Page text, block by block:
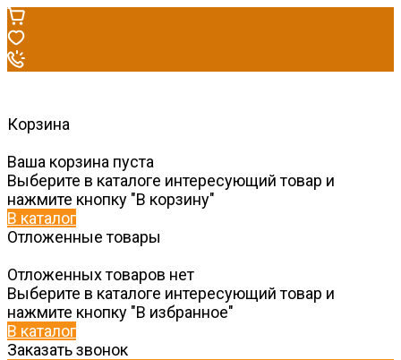
Корзина
Ваша корзина пуста
Выберите в каталоге интересующий товар и
нажмите кнопку "В корзину"
В каталог
Отложенные товары
Отложенных товаров нет
Выберите в каталоге интересующий товар и
нажмите кнопку "В избранное"
В каталог
Заказать звонок